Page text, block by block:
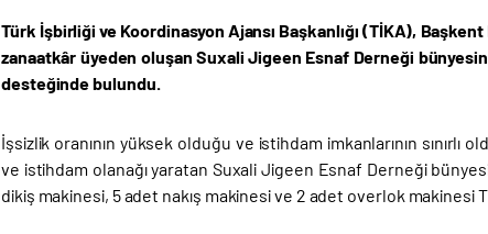
Türk İşbirliği ve Koordinasyon Ajansı Başkanlığı (TİKA),
zanaatkâr üyeden oluşan Suxali Jigeen Esnaf Derneği
desteğinde bulundu.
İşsizlik oranının yüksek olduğu ve istihdam imkanlarının sınırlı
ve istihdam olanağı yaratan Suxali Jigeen Esnaf Derneği
dikiş makinesi, 5 adet nakış makinesi ve 2 adet overlok